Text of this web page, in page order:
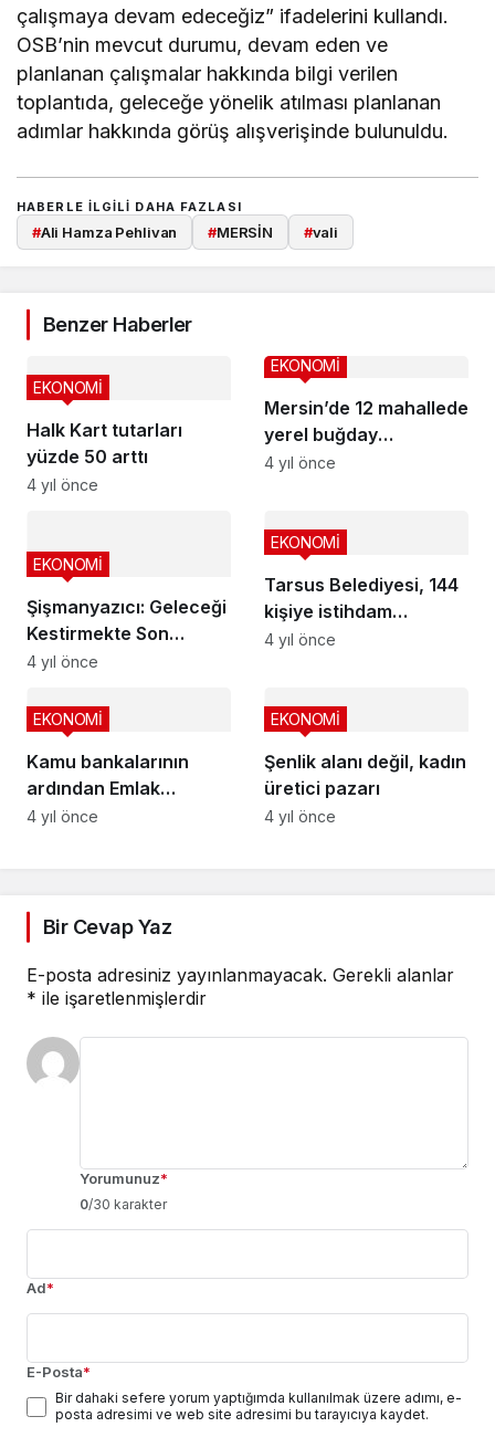
çalışmaya devam edeceğiz” ifadelerini kullandı.
OSB’nin mevcut durumu, devam eden ve
planlanan çalışmalar hakkında bilgi verilen
toplantıda, geleceğe yönelik atılması planlanan
adımlar hakkında görüş alışverişinde bulunuldu.
HABERLE ILGILI DAHA FAZLASI
#Ali Hamza Pehlivan #MERSİN #vali
Benzer Haberler
Halk Kart tutarları
yüzde 50 arttı
EKONOMİ
4 yıl önce
Mersin’de 12 mahallede
yerel buğday
üretilecek
EKONOMİ
4 yıl önce
Şişmanyazıcı: Geleceği
Kestirmekte Son
Derece Zorlandığımız
EKONOMİ
4 yıl önce
Tarsus Belediyesi, 144
kişiye istihdam
sağlayacak
EKONOMİ
4 yıl önce
Kamu bankalarının
ardından Emlak
Konut’tan yeni
EKONOMİ
4 yıl önce
Şenlik alanı değil, kadın
üretici pazarı
EKONOMİ
4 yıl önce
Bir Cevap Yaz
E-posta adresiniz yayınlanmayacak. Gerekli alanlar
* ile işaretlenmişlerdir
Yorumunuz*
0/30 karakter
Ad*
E-Posta*
Bir dahaki sefere yorum yaptığımda kullanılmak üzere adımı, e-
posta adresimi ve web site adresimi bu tarayıcıya kaydet.